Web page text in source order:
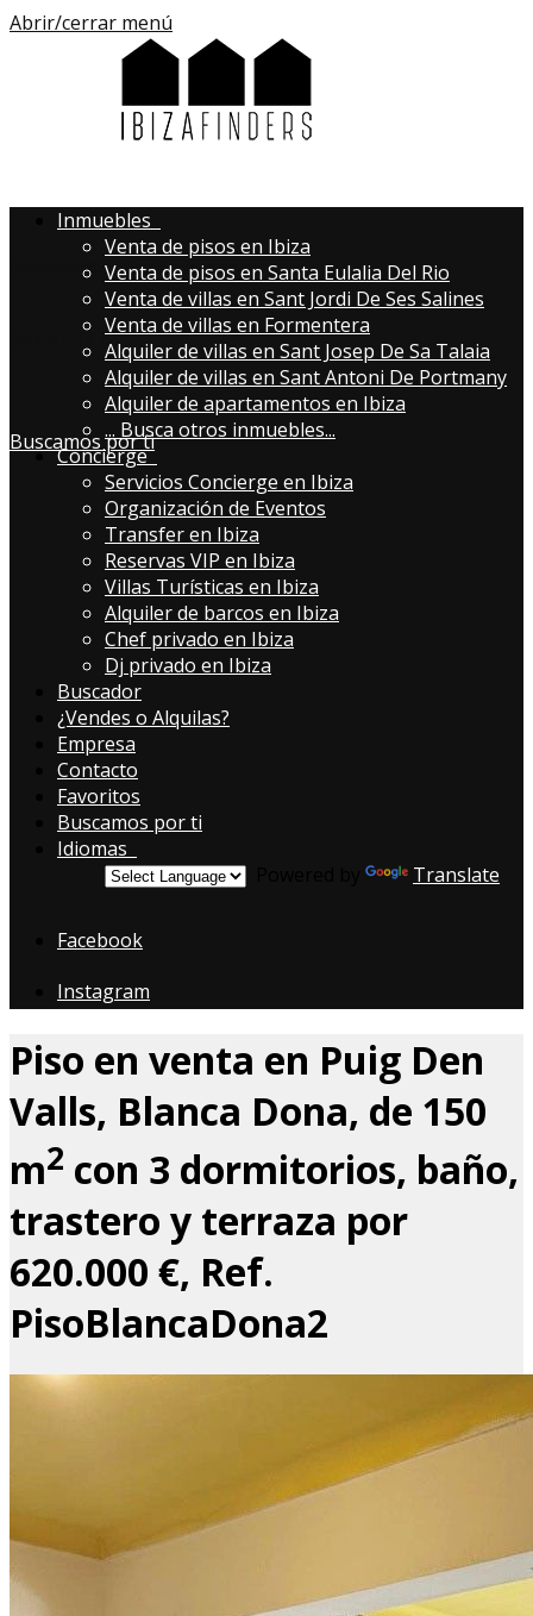
Abrir/cerrar menú
infoastri@aibizafinders.com
667 47 02 43
Buscamos por ti
Inmuebles
Venta de pisos en Ibiza
Venta de pisos en Santa Eulalia Del Rio
Venta de villas en Sant Jordi De Ses Salines
Venta de villas en Formentera
Alquiler de villas en Sant Josep De Sa Talaia
Alquiler de villas en Sant Antoni De Portmany
Alquiler de apartamentos en Ibiza
... Busca otros inmuebles...
Concierge
Servicios Concierge en Ibiza
Organización de Eventos
Transfer en Ibiza
Reservas VIP en Ibiza
Villas Turísticas en Ibiza
Alquiler de barcos en Ibiza
Chef privado en Ibiza
Dj privado en Ibiza
Buscador
¿Vendes o Alquilas?
Empresa
Contacto
Favoritos
Buscamos por ti
Idiomas
Translate
Facebook
Instagram
Piso en venta en Puig Den
Valls, Blanca Dona, de 150
m2 con 3 dormitorios, baño,
trastero y terraza por
620.000 €, Ref.
PisoBlancaDona2